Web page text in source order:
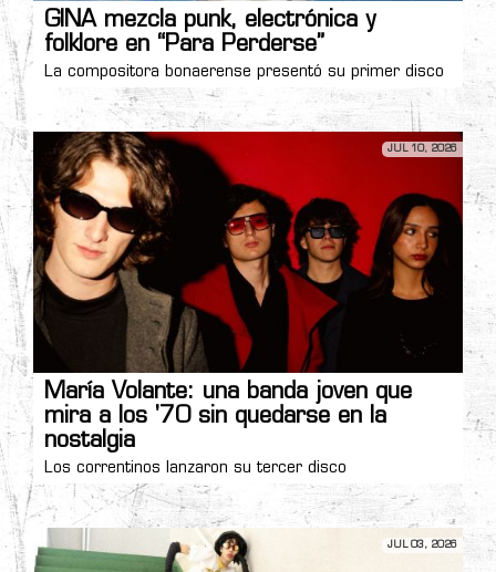
GINA mezcla punk, electrónica y
folklore en “Para Perderse”
La compositora bonaerense presentó su primer disco
JUL 10, 2026
María Volante: una banda joven que
mira a los '70 sin quedarse en la
nostalgia
Los correntinos lanzaron su tercer disco
JUL 03, 2026